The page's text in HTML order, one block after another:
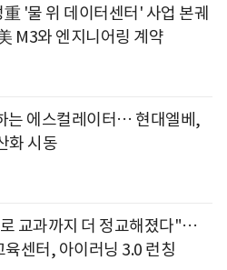
'물 위 데이터센터' 사업 본궤
M3와 엔지니어링 계약
는 에스컬레이터… 현대엘베,
화 시동
교과까지 더 정교해졌다"…
육센터, 아이러닝 3.0 런칭